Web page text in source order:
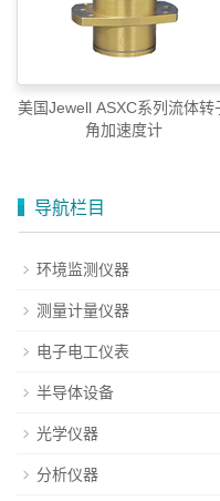
美国Jewell ASXC系列流体转
角加速度计
导航栏目
环境监测仪器
测量计量仪器
电子电工仪表
半导体设备
光学仪器
分析仪器